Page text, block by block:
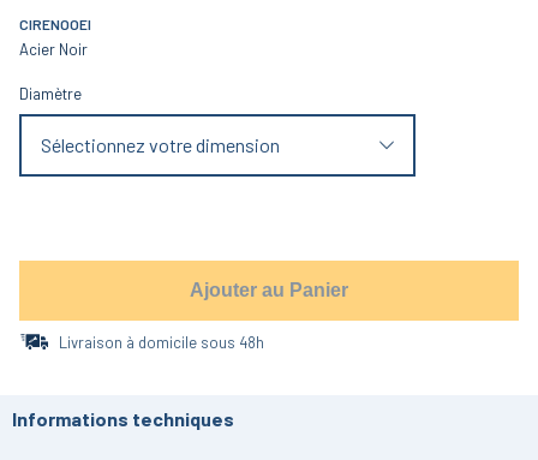
CIRENOOEI
Acier Noir
Diamètre
Sélectionnez votre dimension
Ajouter au Panier
Livraison à domicile sous 48h
Informations techniques